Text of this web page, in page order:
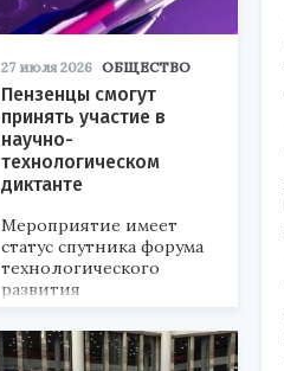
27 июля 2026 ОБЩЕСТВО
Пензенцы смогут
принять участие в
научно-
технологическом
диктанте
Мероприятие имеет
статус спутника форума
технологического
развития
«Технопром-2026».